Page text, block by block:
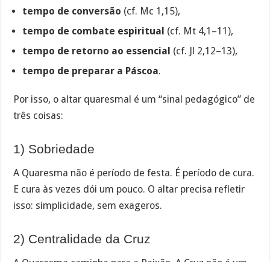
tempo de conversão (cf. Mc 1,15),
tempo de combate espiritual (cf. Mt 4,1–11),
tempo de retorno ao essencial (cf. Jl 2,12–13),
tempo de preparar a Páscoa.
Por isso, o altar quaresmal é um “sinal pedagógico” de
três coisas:
1) Sobriedade
A Quaresma não é período de festa. É período de cura.
E cura às vezes dói um pouco. O altar precisa refletir
isso: simplicidade, sem exageros.
2) Centralidade da Cruz